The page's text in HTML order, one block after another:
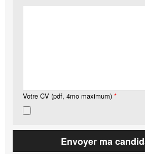
Votre CV (pdf, 4mo maximum) *